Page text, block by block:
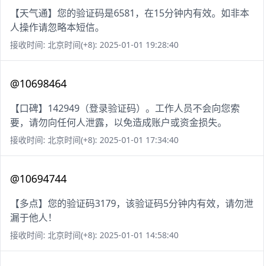
【天气通】您的验证码是6581，在15分钟内有效。如非本
人操作请忽略本短信。
接收时间: 北京时间(+8): 2025-01-01 19:28:40
@10698464
【口碑】142949（登录验证码）。工作人员不会向您索
要，请勿向任何人泄露，以免造成账户或资金损失。
接收时间: 北京时间(+8): 2025-01-01 17:34:40
@10694744
【多点】您的验证码3179，该验证码5分钟内有效，请勿泄
漏于他人！
接收时间: 北京时间(+8): 2025-01-01 14:58:40